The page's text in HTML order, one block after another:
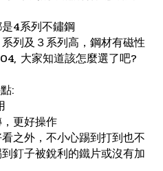
4系列不鏽鋼
列及３系列高，鋼材有磁性
大家知道該怎麼選了吧?
:
更好操作
之外，不小心踢到打到也不
釘子被銳利的鐵片或沒有加